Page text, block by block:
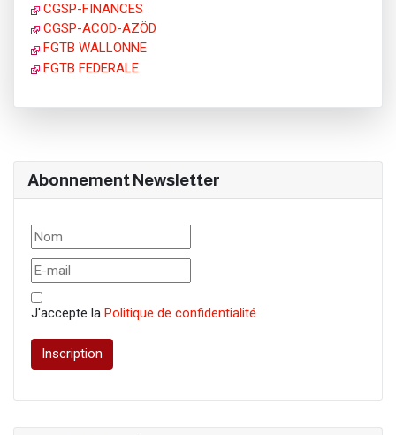
CGSP-FINANCES
CGSP-ACOD-AZÖD
FGTB WALLONNE
FGTB FEDERALE
Abonnement Newsletter
J'accepte la Politique de confidentialité
Inscription